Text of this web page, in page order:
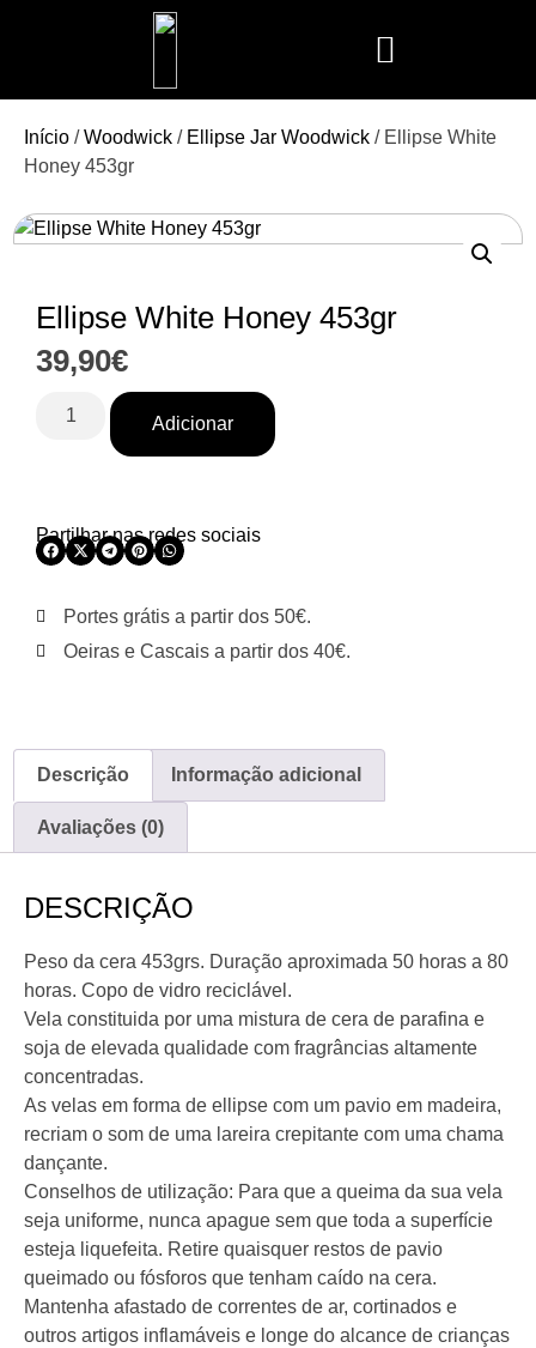
Início /Woodwick / Ellipse Jar Woodwick / Ellipse White
Honey 453gr
Ellipse White Honey 453gr
39,90€
Adicionar
Partilhar nas redes sociais
Portes grátis a partir dos 50€.
Oeiras e Cascais a partir dos 40€.
Descrição Informação adicional
Avaliações (0)
DESCRIÇÃO
Peso da cera 453grs. Duração aproximada 50 horas a 80
horas. Copo de vidro reciclável.
Vela constituida por uma mistura de cera de parafina e
soja de elevada qualidade com fragrâncias altamente
concentradas.
As velas em forma de ellipse com um pavio em madeira,
recriam o som de uma lareira crepitante com uma chama
dançante.
Conselhos de utilização: Para que a queima da sua vela
seja uniforme, nunca apague sem que toda a superfície
esteja liquefeita. Retire quaisquer restos de pavio
queimado ou fósforos que tenham caído na cera.
Mantenha afastado de correntes de ar, cortinados e
outros artigos inflamáveis e longe do alcance de crianças